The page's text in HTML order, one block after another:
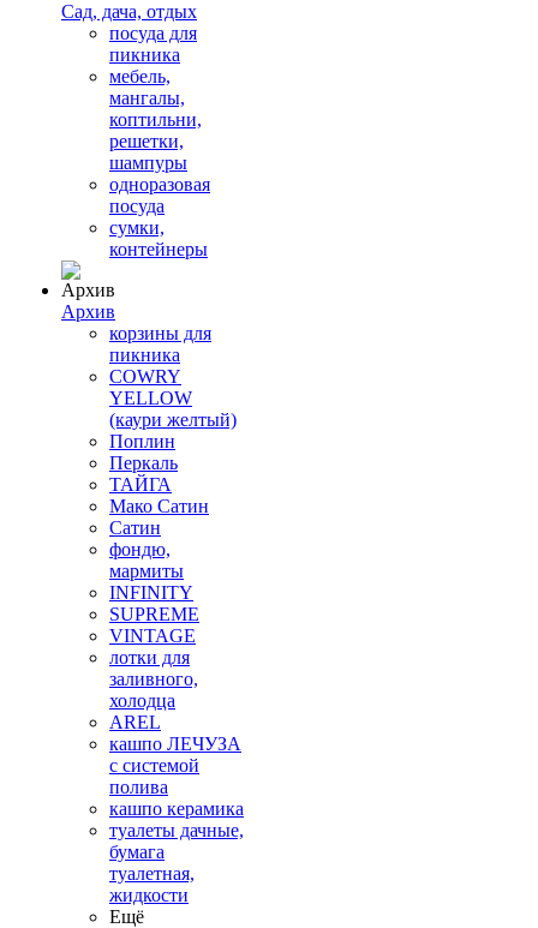
Сад, дача, отдых
посуда для
пикника
мебель,
мангалы,
коптильни,
решетки,
шампуры
одноразовая
посуда
сумки,
контейнеры
Архив
корзины для
пикника
COWRY
YELLOW
(каури желтый)
Поплин
Перкаль
ТАЙГА
Мако Сатин
Сатин
фондю,
мармиты
INFINITY
SUPREME
VINTAGE
лотки для
заливного,
холодца
AREL
кашпо ЛЕЧУЗА
с системой
полива
кашпо керамика
туалеты дачные,
бумага
туалетная,
жидкости
Ещё